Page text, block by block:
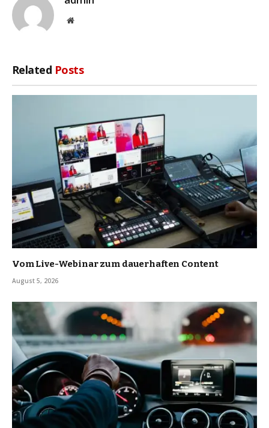
Website
Related Posts
Vom Live-Webinar zum dauerhaften Content
August 5, 2026